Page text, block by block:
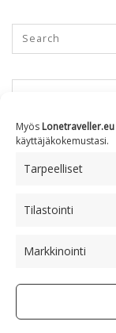
Myös Lonetraveller.eu
käyttäjäkokemustasi.
Tarpeelliset
Tilastointi
Markkinointi
Kuukausittain
Aiheittain